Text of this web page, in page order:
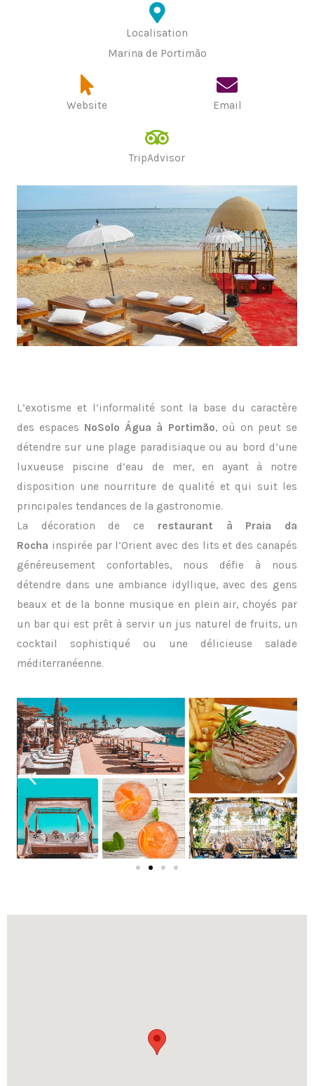
Localisation
Marina de Portimão
Website Email
TripAdvisor
L’exotisme et l’informalité sont la base du caractère
des espaces NoSolo Água à Portimão, où on peut se
détendre sur une plage paradisiaque ou au bord d’une
luxueuse piscine d’eau de mer, en ayant à notre
disposition une nourriture de qualité et qui suit les
principales tendances de la gastronomie.
La décoration de ce restaurant à Praia da
Rocha inspirée par l’Orient avec des lits et des canapés
généreusement confortables, nous défie à nous
détendre dans une ambiance idyllique, avec des gens
beaux et de la bonne musique en plein air, choyés par
un bar qui est prêt à servir un jus naturel de fruits, un
cocktail sophistiqué ou une délicieuse salade
méditerranéenne.